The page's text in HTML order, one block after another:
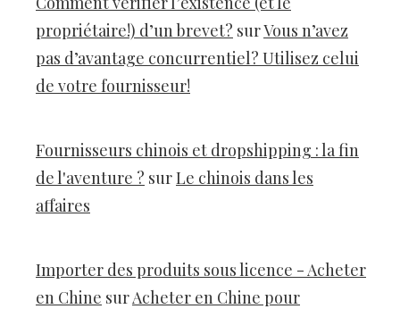
propriétaire!) d’un brevet? surVous n’avez
pas d’avantage concurrentiel? Utilisez celui
de votre fournisseur!
Fournisseurs chinois et dropshipping : la fin
de l'aventure ? surLe chinois dans les
affaires
Importer des produits sous licence - Acheter
en Chine surAcheter en Chine pour